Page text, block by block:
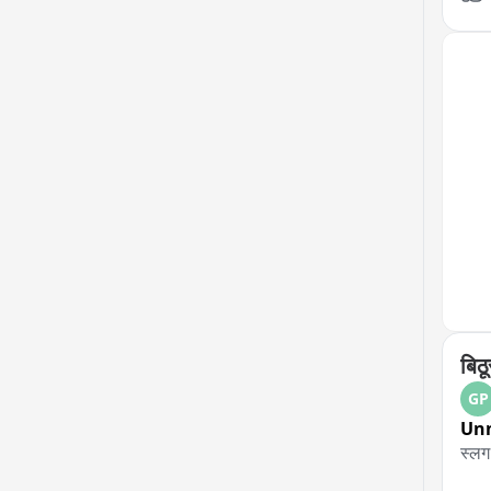
GP
स्लग